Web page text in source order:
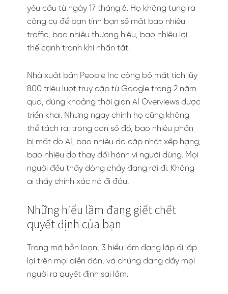
yêu cầu từ ngày 17 tháng 6. Họ không tung ra
công cụ để bạn tính bạn sẽ mất bao nhiêu
traffic, bao nhiêu thương hiệu, bao nhiêu lợi
thế cạnh tranh khi nhấn tắt.
Nhà xuất bản People Inc công bố mất tích lũy
800 triệu lượt truy cập từ Google trong 2 năm
qua, đúng khoảng thời gian AI Overviews được
triển khai. Nhưng ngay chính họ cũng không
thể tách ra: trong con số đó, bao nhiêu phần
bị mất do AI, bao nhiêu do cập nhật xếp hạng,
bao nhiêu do thay đổi hành vi người dùng. Mọi
người đều thấy dòng chảy đang rời đi. Không
ai thấy chính xác nó đi đâu.
Những hiểu lầm đang giết chết
quyết định của bạn
Trong mớ hỗn loạn, 3 hiểu lầm đang lặp đi lặp
lại trên mọi diễn đàn, và chúng đang đẩy mọi
người ra quyết định sai lầm.